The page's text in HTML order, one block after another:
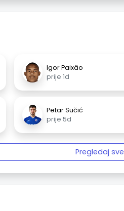
Igor Paixão
prije 1d
Petar Sučić
prije 5d
Pregledaj sve